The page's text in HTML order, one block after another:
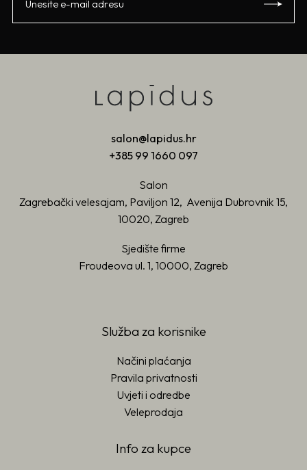
salon@lapidus.hr
+385 99 1660 097
Salon
Zagrebački velesajam, Paviljon 12, Avenija Dubrovnik 15,
10020, Zagreb
Sjedište firme
Froudeova ul. 1, 10000, Zagreb
Služba za korisnike
Načini plaćanja
Pravila privatnosti
Uvjeti i odredbe
Veleprodaja
Info za kupce